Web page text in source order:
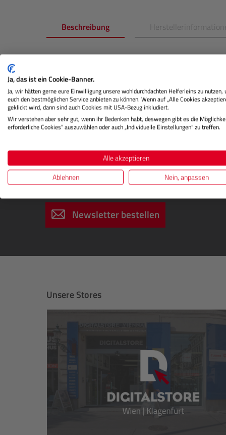
Beschreibung
Rod Kit"
Profoto Rod Kit für OCF Softbox 1x3' (30x90cm)
Newsletter bestellen
Unsere Stores
Ja, das ist ein Cookie-Banner.
Ja, wir hätten gerne eure Einwilligung unsere wohldurchdachten Helferleins zu nutzen,
euch den bestmöglichen Service anbieten zu können. Wenn auf „Alle Cookies
geklickt wird, dann sind auch Cookies mit USA-Bezug inkludiert.
Wir verstehen aber sehr gut, wenn ihr Bedenken habt, deswegen gibt es die
erforderliche Cookies“ auszuwählen oder auch „Individuelle Einstellungen“ zu treffen.
Alle akzeptieren
Ablehnen
Nein, anpassen